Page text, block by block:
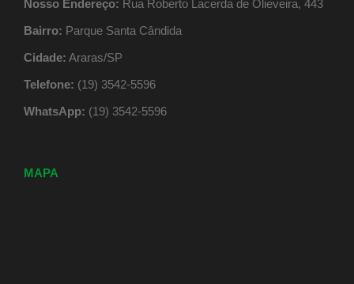
Nosso Endereço: Rua Roberto Lacerda de Olieveira, 443
Bairro: Parque Santa Cândida
Cidade: Araras/SP
Telefone: (19) 3542-5596
WhatsApp: (19) 3542-5596
MAPA